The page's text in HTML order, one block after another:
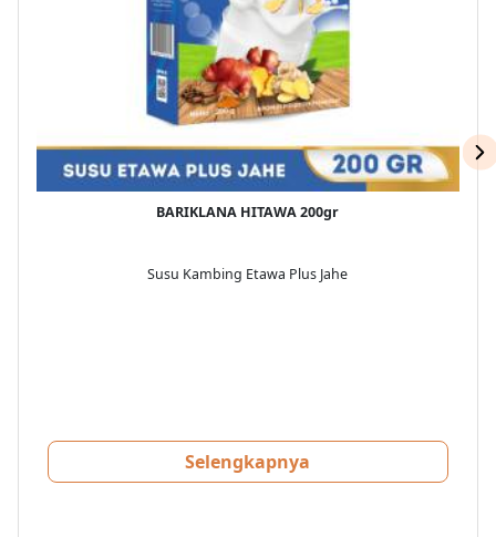
BARIKLANA HITAWA 200gr
Susu Kambing Etawa Plus Jahe
Selengkapnya